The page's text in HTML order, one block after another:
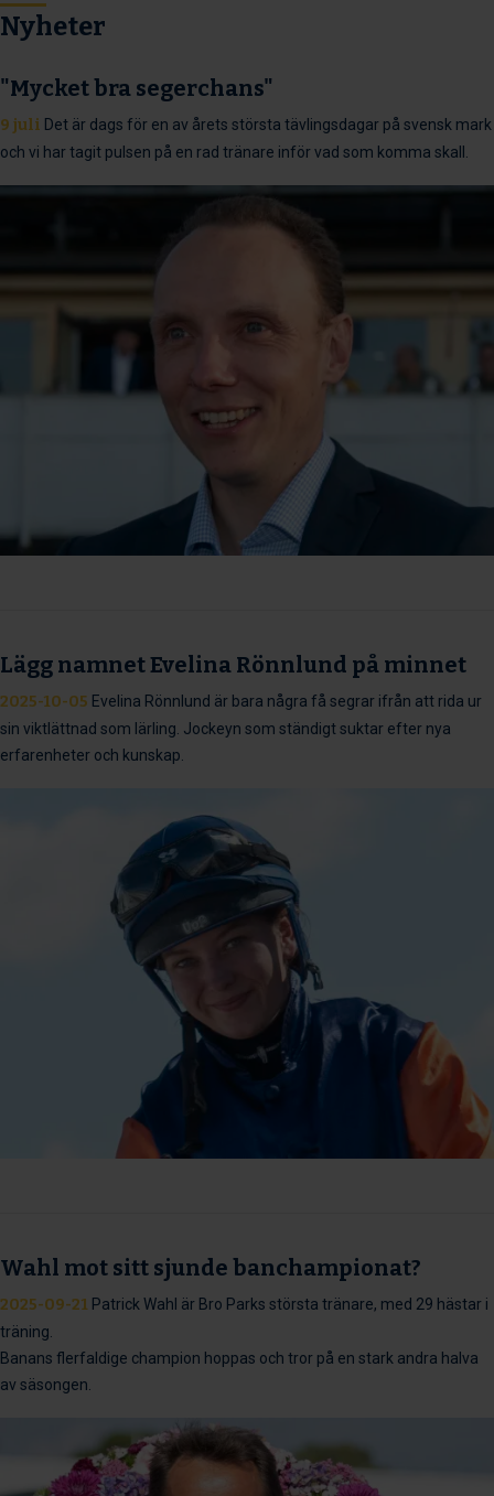
Nyheter
"Mycket bra segerchans"
9 juli Det är dags för en av årets största tävlingsdagar på svensk mark
och vi har tagit pulsen på en rad tränare inför vad som komma skall.
Lägg namnet Evelina Rönnlund på minnet
2025-10-05 Evelina Rönnlund är bara några få segrar ifrån att rida ur
sin viktlättnad som lärling. Jockeyn som ständigt suktar efter nya
erfarenheter och kunskap.
Wahl mot sitt sjunde banchampionat?
2025-09-21 Patrick Wahl är Bro Parks största tränare, med 29 hästar i
träning.
Banans flerfaldige champion hoppas och tror på en stark andra halva
av säsongen.